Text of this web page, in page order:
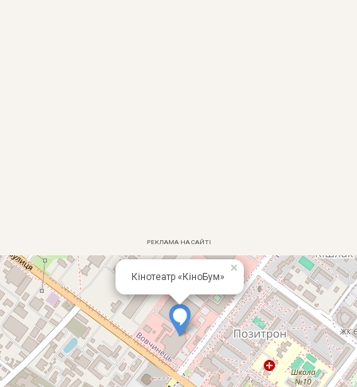
РЕКЛАМА НА САЙТІ
Кінотеатр «КіноБум»
×
+
−